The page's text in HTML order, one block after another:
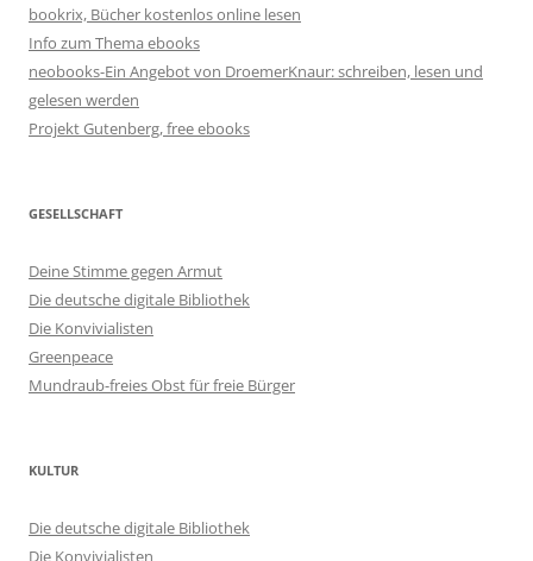
bookrix, Bücher kostenlos online lesen
Info zum Thema ebooks
neobooks-Ein Angebot von DroemerKnaur: schreiben, lesen und
gelesen werden
Projekt Gutenberg, free ebooks
GESELLSCHAFT
Deine Stimme gegen Armut
Die deutsche digitale Bibliothek
Die Konvivialisten
Greenpeace
Mundraub-freies Obst für freie Bürger
KULTUR
Die deutsche digitale Bibliothek
Die Konvivialisten